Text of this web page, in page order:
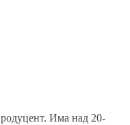
Има над 20-